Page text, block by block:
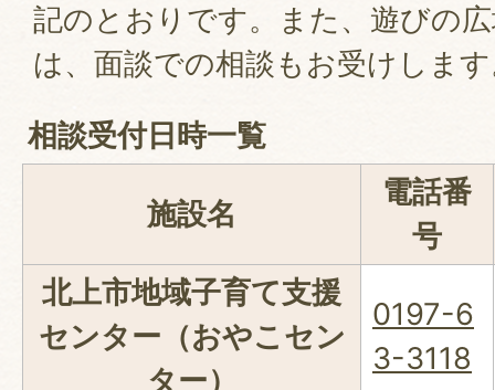
記のとおりです。また、遊びの
は、面談での相談もお受けしま
相談受付日時一覧
施設名
電話番
号
北上市地域子育て支援
センター（おやこセン
ター）
0197-6
3-3118